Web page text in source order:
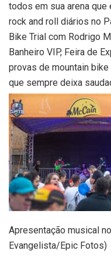
todos em sua arena
rock and roll diários no
Bike Trial com Rodrigo
Banheiro VIP, Feira de
provas de mountain
que sempre deixa
Apresentação musical
Evangelista/Epic Fotos)